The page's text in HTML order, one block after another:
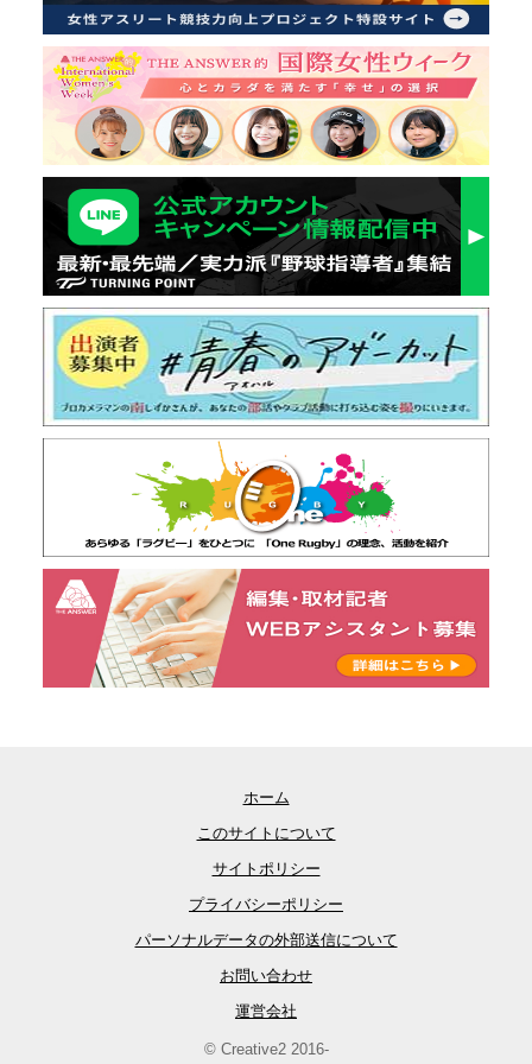
ホーム
このサイトについて
サイトポリシー
プライバシーポリシー
パーソナルデータの外部送信について
お問い合わせ
運営会社
© Creative2 2016-